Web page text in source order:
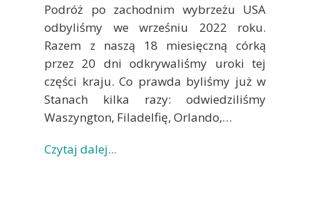
Podróż po zachodnim wybrzeżu USA
odbyliśmy we wrześniu 2022 roku.
Razem z naszą 18 miesięczną córką
przez 20 dni odkrywaliśmy uroki tej
części kraju. Co prawda byliśmy już w
Stanach kilka razy: odwiedziliśmy
Waszyngton, Filadelfię, Orlando,…
Czytaj dalej...